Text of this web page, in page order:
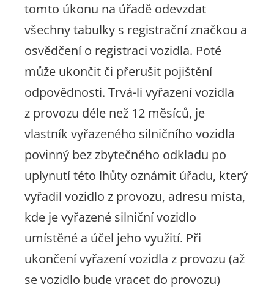
tomto úkonu na úřadě odevzdat
všechny tabulky s registrační značkou a
osvědčení o registraci vozidla. Poté
může ukončit či přerušit pojištění
odpovědnosti. Trvá-li vyřazení vozidla
z provozu déle než 12 měsíců, je
vlastník vyřazeného silničního vozidla
povinný bez zbytečného odkladu po
uplynutí této lhůty oznámit úřadu, který
vyřadil vozidlo z provozu, adresu místa,
kde je vyřazené silniční vozidlo
umístěné a účel jeho využití. Při
ukončení vyřazení vozidla z provozu (až
se vozidlo bude vracet do provozu)